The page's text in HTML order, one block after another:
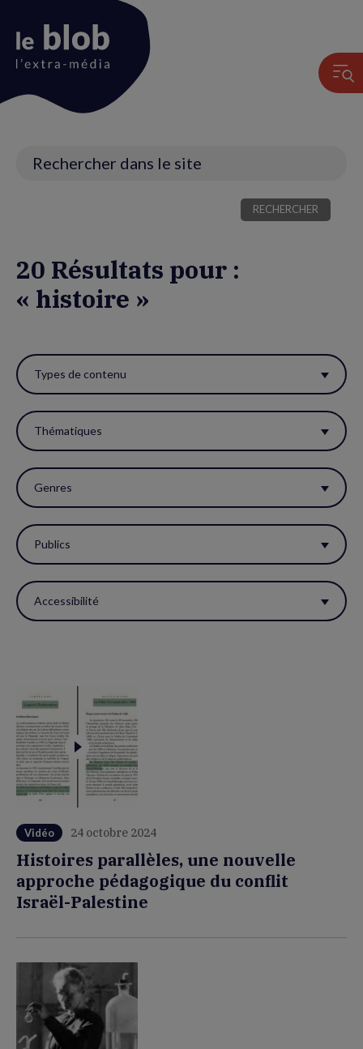
20 Résultats pour :
« histoire »
ces
filtres
pour
réactualiser
la
page.
Types de contenu
Thématiques
Genres
Publics
Accessibilité
Vidéo 24 octobre 2024
Histoires parallèles, une nouvelle
approche pédagogique du conflit
Israël-Palestine